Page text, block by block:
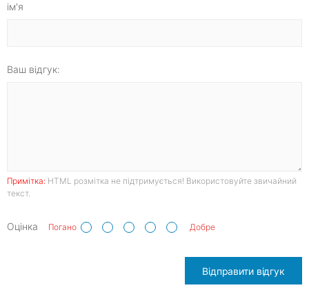
ім'я
Ваш відгук:
Примітка: HTML розмітка не підтримується! Використовуйте звичайний
текст.
Оцінка Погано Добре
Відправити відгук